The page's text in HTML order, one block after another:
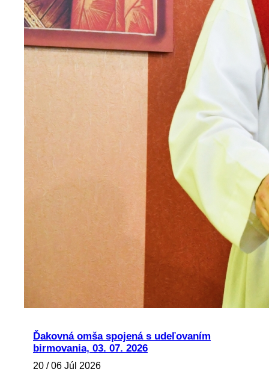
Ďakovná omša spojená s udeľovaním
birmovania, 03. 07. 2026
20 / 06 Júl 2026